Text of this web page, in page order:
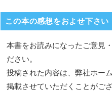
この本の感想をおよせ下さい
本書をお読みになったご意見
ださい。
投稿された内容は、弊社ホー
掲載させていただくことがござ